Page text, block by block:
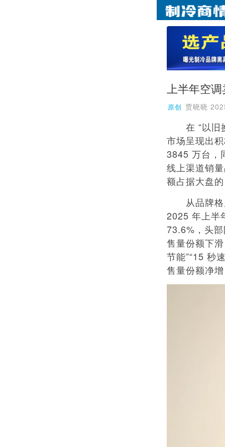
上半年空
原创 贾晓晓
在 “以旧换
市场呈现出
3845 万台，
线上渠道销
额占据大盘
从品牌格
2025 年上半
73.6%，头
售量份额下
节能”“15 秒
售量份额净